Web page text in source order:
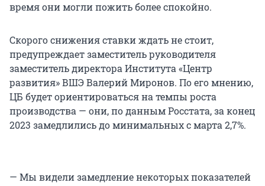
время они могли пожить более спокойно.
Скорого снижения ставки ждать не стоит,
предупреждает заместитель руководителя
заместитель директора Института «Центр
развития» ВШЭ Валерий Миронов. По его мнению,
ЦБ будет ориентироваться на темпы роста
производства — они, по данным Росстата, за конец
2023 замедлились до минимальных с марта 2,7%.
— Мы видели замедление некоторых показателей